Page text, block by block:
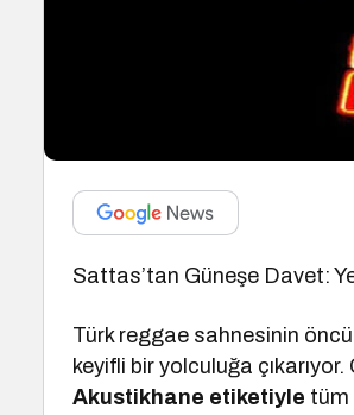
Sattas’tan Güneşe Davet:
Türk reggae sahnesinin
keyifli bir yolculuğa çıkarıyor.
Akustikhane etiketiyle tüm